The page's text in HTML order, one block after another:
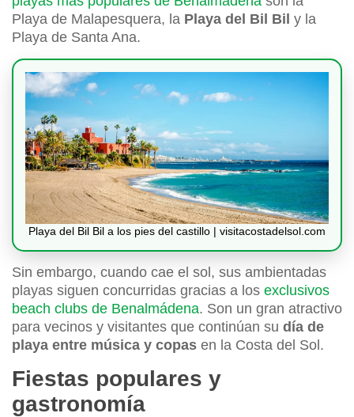
Playa de Malapesquera, la Playa del Bil Bil y la
Playa de Santa Ana.
Playa del Bil Bil a los pies del castillo | visitacostadelsol.com
Sin embargo, cuando cae el sol, sus ambientadas
playas siguen concurridas gracias a los exclusivos
beach clubs de Benalmádena. Son un gran atractivo
para vecinos y visitantes que continúan su día de
playa entre música y copas en la Costa del Sol.
Fiestas populares y
gastronomía